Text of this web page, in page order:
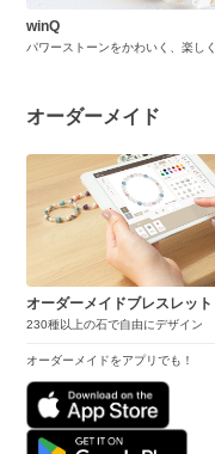
winQ
パワーストーンをかわいく、楽しく
オーダーメイド
オーダーメイドブレスレット
230種以上の石で自由にデザイン
オーダーメイドをアプリでも！